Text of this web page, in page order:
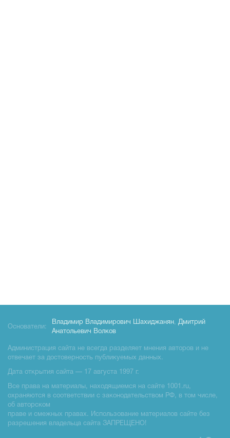
Основатели:
Владимир Владимирович Шахиджанян, Дмитрий
Анатольевич Волков
Администрация сайта не всегда разделяет мнения авторов и не
отвечает за достоверность публикуемых данных.
Дата открытия сайта — 17 августа 1997 г.
Все права на материалы, находящиемся на сайте 1001.ru,
охраняются в соответствии с законодательством РФ, в том числе,
об авторском
праве и смежных правах. Использование материалов сайте без
разрешения владельца сайта ЗАПРЕЩЕНО!